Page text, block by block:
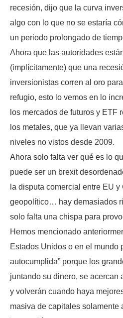
recesión, dijo que la curva
algo con lo que no se estaría
un periodo prolongado de
Ahora que las autoridades
(implícitamente) que una
inversionistas corren al oro
refugio, esto lo vemos en lo
los mercados de futuros y ETF
los metales, que ya llevan
niveles no vistos desde 2009.
Ahora solo falta ver qué es lo
puede ser un brexit
la disputa comercial entre EU
geopolítico… hay demasiados
solo falta una chispa para
Hemos mencionado
Estados Unidos o en el mundo
autocumplida” porque los
juntando su dinero, se acercan
y volverán cuando haya
masiva de capitales solamente